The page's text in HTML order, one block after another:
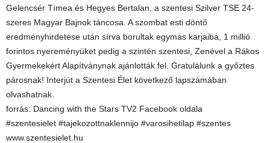
Gelencsér Tímea és Hegyes Bertalan, a szentesi Szilver TSE 24-
szeres Magyar Bajnok táncosa. A szombat esti döntő
eredményhirdetése után sírva borultak egymás karjaiba, 1 millió
forintos nyereményüket pedig a szintén szentesi, Zenével a Rákos
Gyermekekért Alapítványnak ajánlották fel. Gratulálunk a győztes
párosnak! Interjút a Szentesi Élet következő lapszámában
olvashatnak.
forrás: Dancing with the Stars TV2 Facebook oldala
#szentesielet #tajekozottnaklennijo #varosihetilap #szentes
www.szentesielet.hu